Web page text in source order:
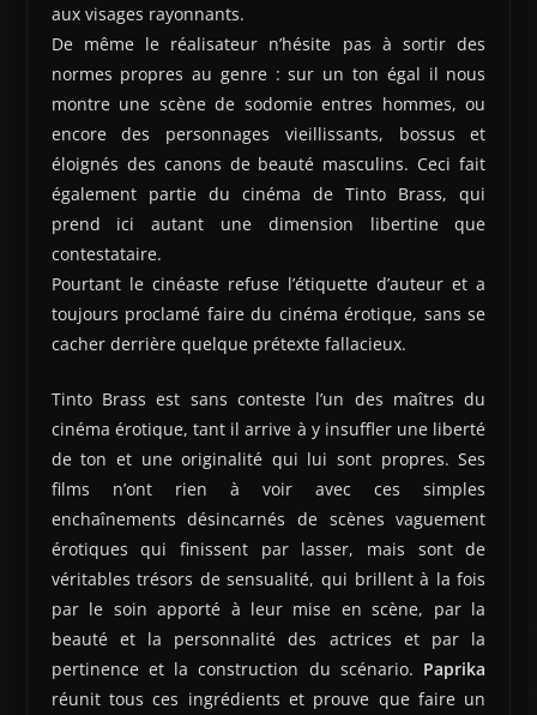
aux visages rayonnants.
De même le réalisateur n’hésite pas à sortir des
normes propres au genre : sur un ton égal il nous
montre une scène de sodomie entres hommes, ou
encore des personnages vieillissants, bossus et
éloignés des canons de beauté masculins. Ceci fait
également partie du cinéma de Tinto Brass, qui
prend ici autant une dimension libertine que
contestataire.
Pourtant le cinéaste refuse l’étiquette d’auteur et a
toujours proclamé faire du cinéma érotique, sans se
cacher derrière quelque prétexte fallacieux.
Tinto Brass est sans conteste l’un des maîtres du
cinéma érotique, tant il arrive à y insuffler une liberté
de ton et une originalité qui lui sont propres. Ses
films n’ont rien à voir avec ces simples
enchaînements désincarnés de scènes vaguement
érotiques qui finissent par lasser, mais sont de
véritables trésors de sensualité, qui brillent à la fois
par le soin apporté à leur mise en scène, par la
beauté et la personnalité des actrices et par la
pertinence et la construction du scénario. Paprika
réunit tous ces ingrédients et prouve que faire un